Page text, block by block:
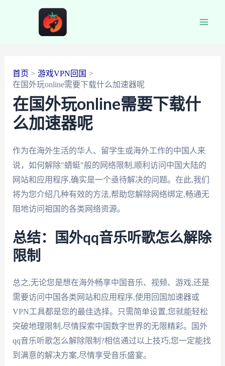
首页
游戏VPN回国
在国外玩online需要下载什么加速器呢
在国外玩online需要下载什
么加速器呢
作为在海外生活的华人、留学生或海外工作的中国人来
说，如何解除"蜻蜓"般的网络限制,顺利访问中国大陆的
网站和应用程序,确实是一个亟待解决的问题。在此,我们
将为您介绍几种有效的方法,帮助您解除网络绑定,畅通无
阻地访问祖国的各类网络资源。
总结：国外qq音乐听歌怎么解除
限制
总之,无论您是想在海外畅享中国音乐、视频、游戏,还是
需要访问中国各类网站和应用程序,使用回国加速器或
VPN工具都是您的最佳选择。只需简单设置,您就能轻松
突破地理限制,尽情探索中国数字世界的无限精彩。国外
qq音乐听歌怎么解除限制?相信通过以上技巧,您一定能找
到满意的解决方案,尽情享受音乐盛宴。